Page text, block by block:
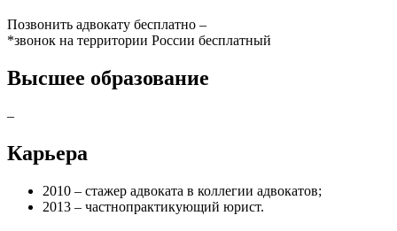
Позвонить адвокату бесплатно –
*звонок на территории России бесплатный
Высшее образование
–
Карьера
2010 – стажер адвоката в коллегии адвокатов;
2013 – частнопрактикующий юрист.